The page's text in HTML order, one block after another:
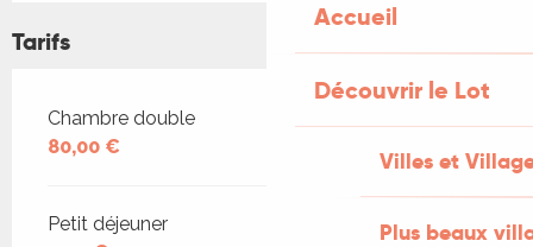
Accueil
Découvrir le Lot
Villes et
Plus beaux
Tarifs
Tarifs 2026
Chambre double
80,00 €
Petit déjeuner